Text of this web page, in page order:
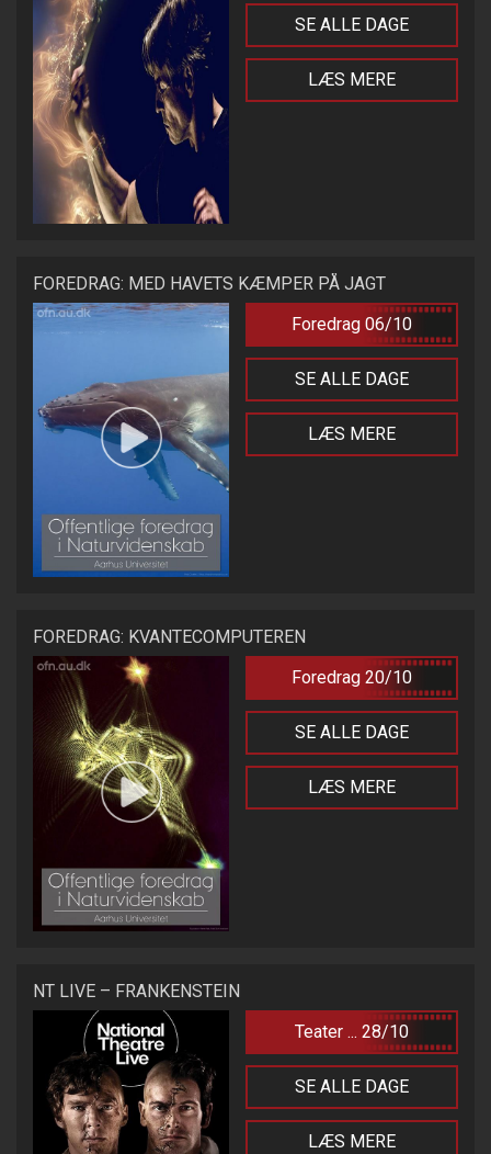
SE ALLE DAGE
LÆS MERE
FOREDRAG: MED HAVETS KÆMPER PÅ JAGT
Foredrag 06/10
SE ALLE DAGE
LÆS MERE
FOREDRAG: KVANTECOMPUTEREN
Foredrag 20/10
SE ALLE DAGE
LÆS MERE
NT LIVE – FRANKENSTEIN
Teater ... 28/10
SE ALLE DAGE
LÆS MERE